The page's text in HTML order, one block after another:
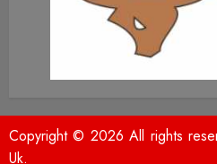
Copyright © 2026 All rights
Uk.